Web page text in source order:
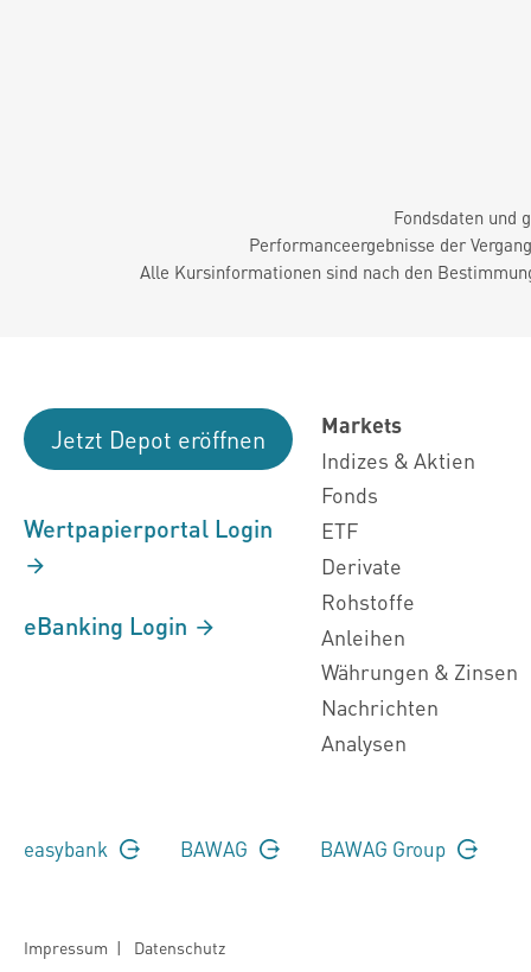
Fondsdaten und
Performanceergebnisse der
Alle Kursinformationen sind nach den
Jetzt Depot eröffnen
Wertpapierportal Login
eBanking Login
Markets
Indizes & Aktien
Fonds
ETF
Derivate
Rohstoffe
Anleihen
Währungen & Zinsen
Nachrichten
Analysen
easybank BAWAG BAWAG Group
Impressum | Datenschutz